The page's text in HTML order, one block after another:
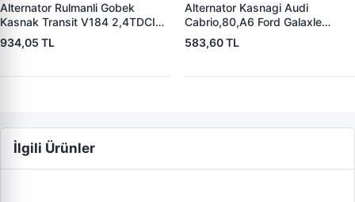
Alternator Rulmanli Gobek
Kasnak Transit V184 2,4TDCI
00>06 | ZEN 5403 | OEM
F00M991078 YC1T10A352AC
934,05 TL
Alternator Kasnagi Audi
Cabrio,80,A6 Ford Galaxle
1,9TDI Mercedes Benz Skoda
Seat Alhambra | ZEN 5352 |
583,60 TL
İlgili Ürünler